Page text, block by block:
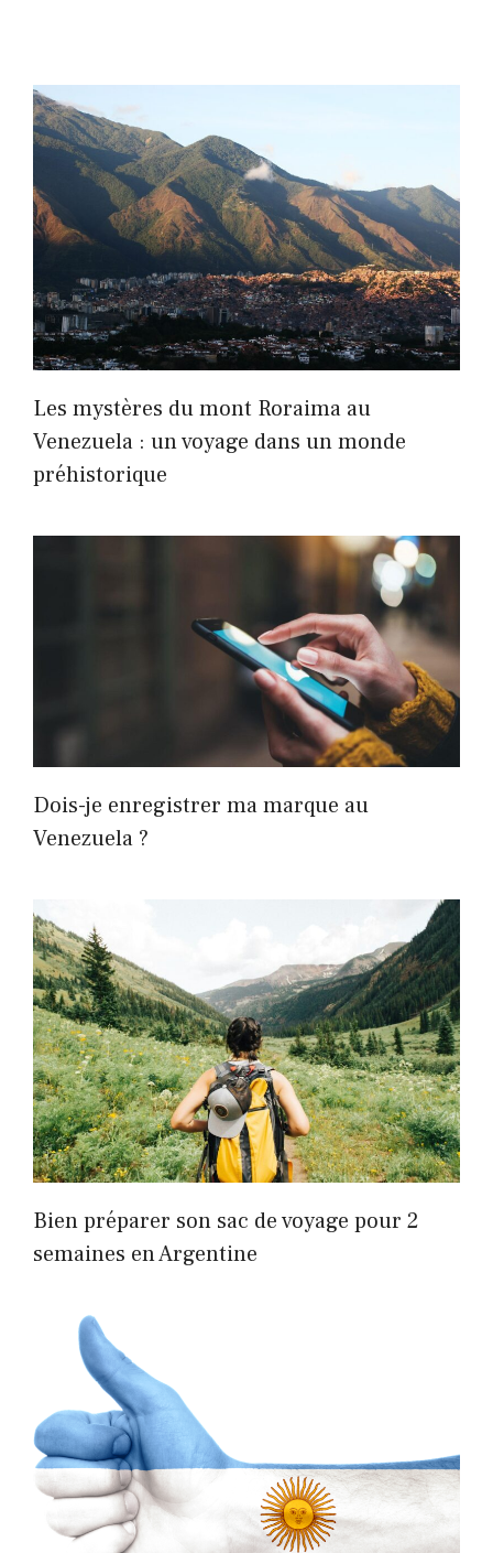
Les mystères du mont Roraima au
Venezuela : un voyage dans un monde
préhistorique
Dois-je enregistrer ma marque au
Venezuela ?
Bien préparer son sac de voyage pour 2
semaines en Argentine